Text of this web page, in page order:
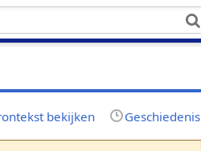
bekijken Geschiedenis